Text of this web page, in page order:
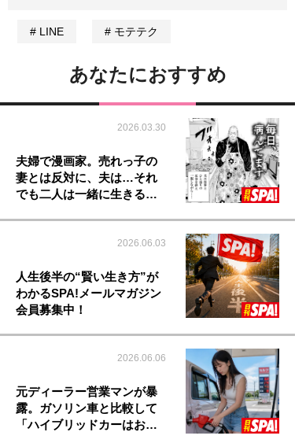
LINE モテテク
あなたにおすすめ
2026.03.30
夫婦で漫画家。売れっ子の
妻とは反対に、夫は…それ
でも二人は一緒に生きる…
2026.06.03
人生後半の“賢い生き方”が
わかるSPA!メールマガジン
会員募集中！
2026.06.06
元ディーラー営業マンが暴
露。ガソリン車と比較して
「ハイブリッドカーはお…